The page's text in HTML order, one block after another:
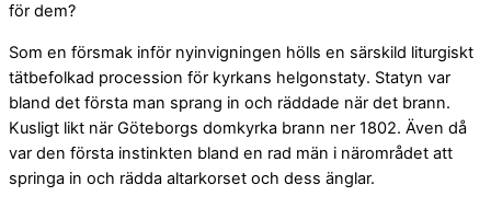
för dem?
Som en försmak inför nyinvigningen hölls en särskild liturgiskt
tätbefolkad procession för kyrkans helgonstaty. Statyn var
bland det första man sprang in och räddade när det brann.
Kusligt likt när Göteborgs domkyrka brann ner 1802. Även då
var den första instinkten bland en rad män i närområdet att
springa in och rädda altarkorset och dess änglar.